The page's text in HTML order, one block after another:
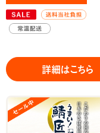
詳細はこちら